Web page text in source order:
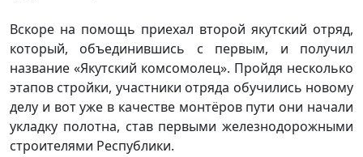
Вскоре на помощь приехал второй якутский отряд,
который, объединившись с первым, и получил
название «Якутский комсомолец». Пройдя несколько
этапов стройки, участники отряда обучились новому
делу и вот уже в качестве монтёров пути они начали
укладку полотна, став первыми железнодорожными
строителями Республики.